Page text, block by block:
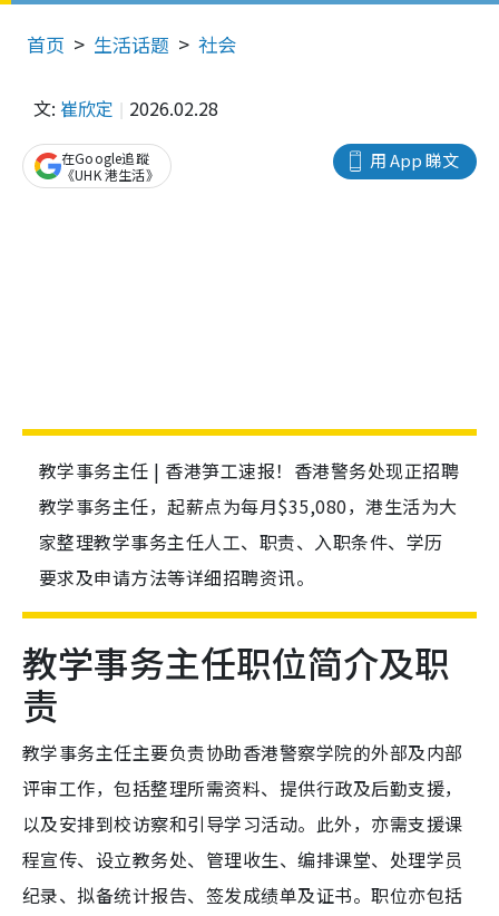
首页 生活话题 社会
文: 崔欣定 2026.02.28
用 App 睇文
在Google追蹤
《UHK 港生活》
教学事务主任 | 香港笋工速报！香港警务处现正招聘
教学事务主任，起薪点为每月$35,080，港生活为大
家整理教学事务主任人工、职责、入职条件、学历
要求及申请方法等详细招聘资讯。
教学事务主任职位简介及职
责
教学事务主任主要负责协助香港警察学院的外部及内部
评审工作，包括整理所需资料、提供行政及后勤支援，
以及安排到校访察和引导学习活动。此外，亦需支援课
程宣传、设立教务处、管理收生、编排课堂、处理学员
纪录、拟备统计报告、签发成绩单及证书。职位亦包括